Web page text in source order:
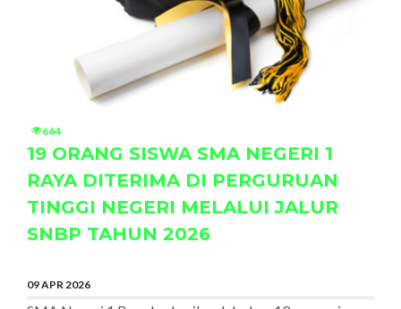
664
19 ORANG SISWA SMA NEGERI 1
RAYA DITERIMA DI PERGURUAN
TINGGI NEGERI MELALUI JALUR
SNBP TAHUN 2026
09 APR 2026